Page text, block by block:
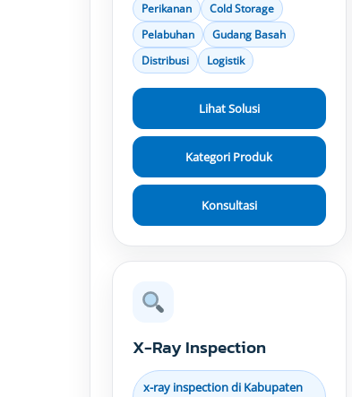
Perikanan
Cold Storage
Pelabuhan
Gudang Basah
Distribusi
Logistik
Lihat Solusi
Kategori Produk
Konsultasi
X-Ray Inspection
x-ray inspection di Kabupaten